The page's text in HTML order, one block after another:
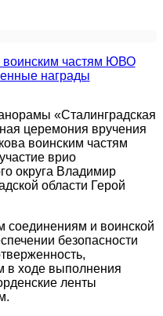
«Сталинградская
церемония вручения
воинским частям
врио
округа Владимир
области Герой
соединениям и воинской
безопасности
в ходе выполнения
ленты